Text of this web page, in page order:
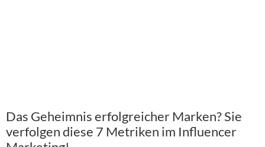
Das Geheimnis erfolgreicher Marken? Sie
verfolgen diese 7 Metriken im Influencer